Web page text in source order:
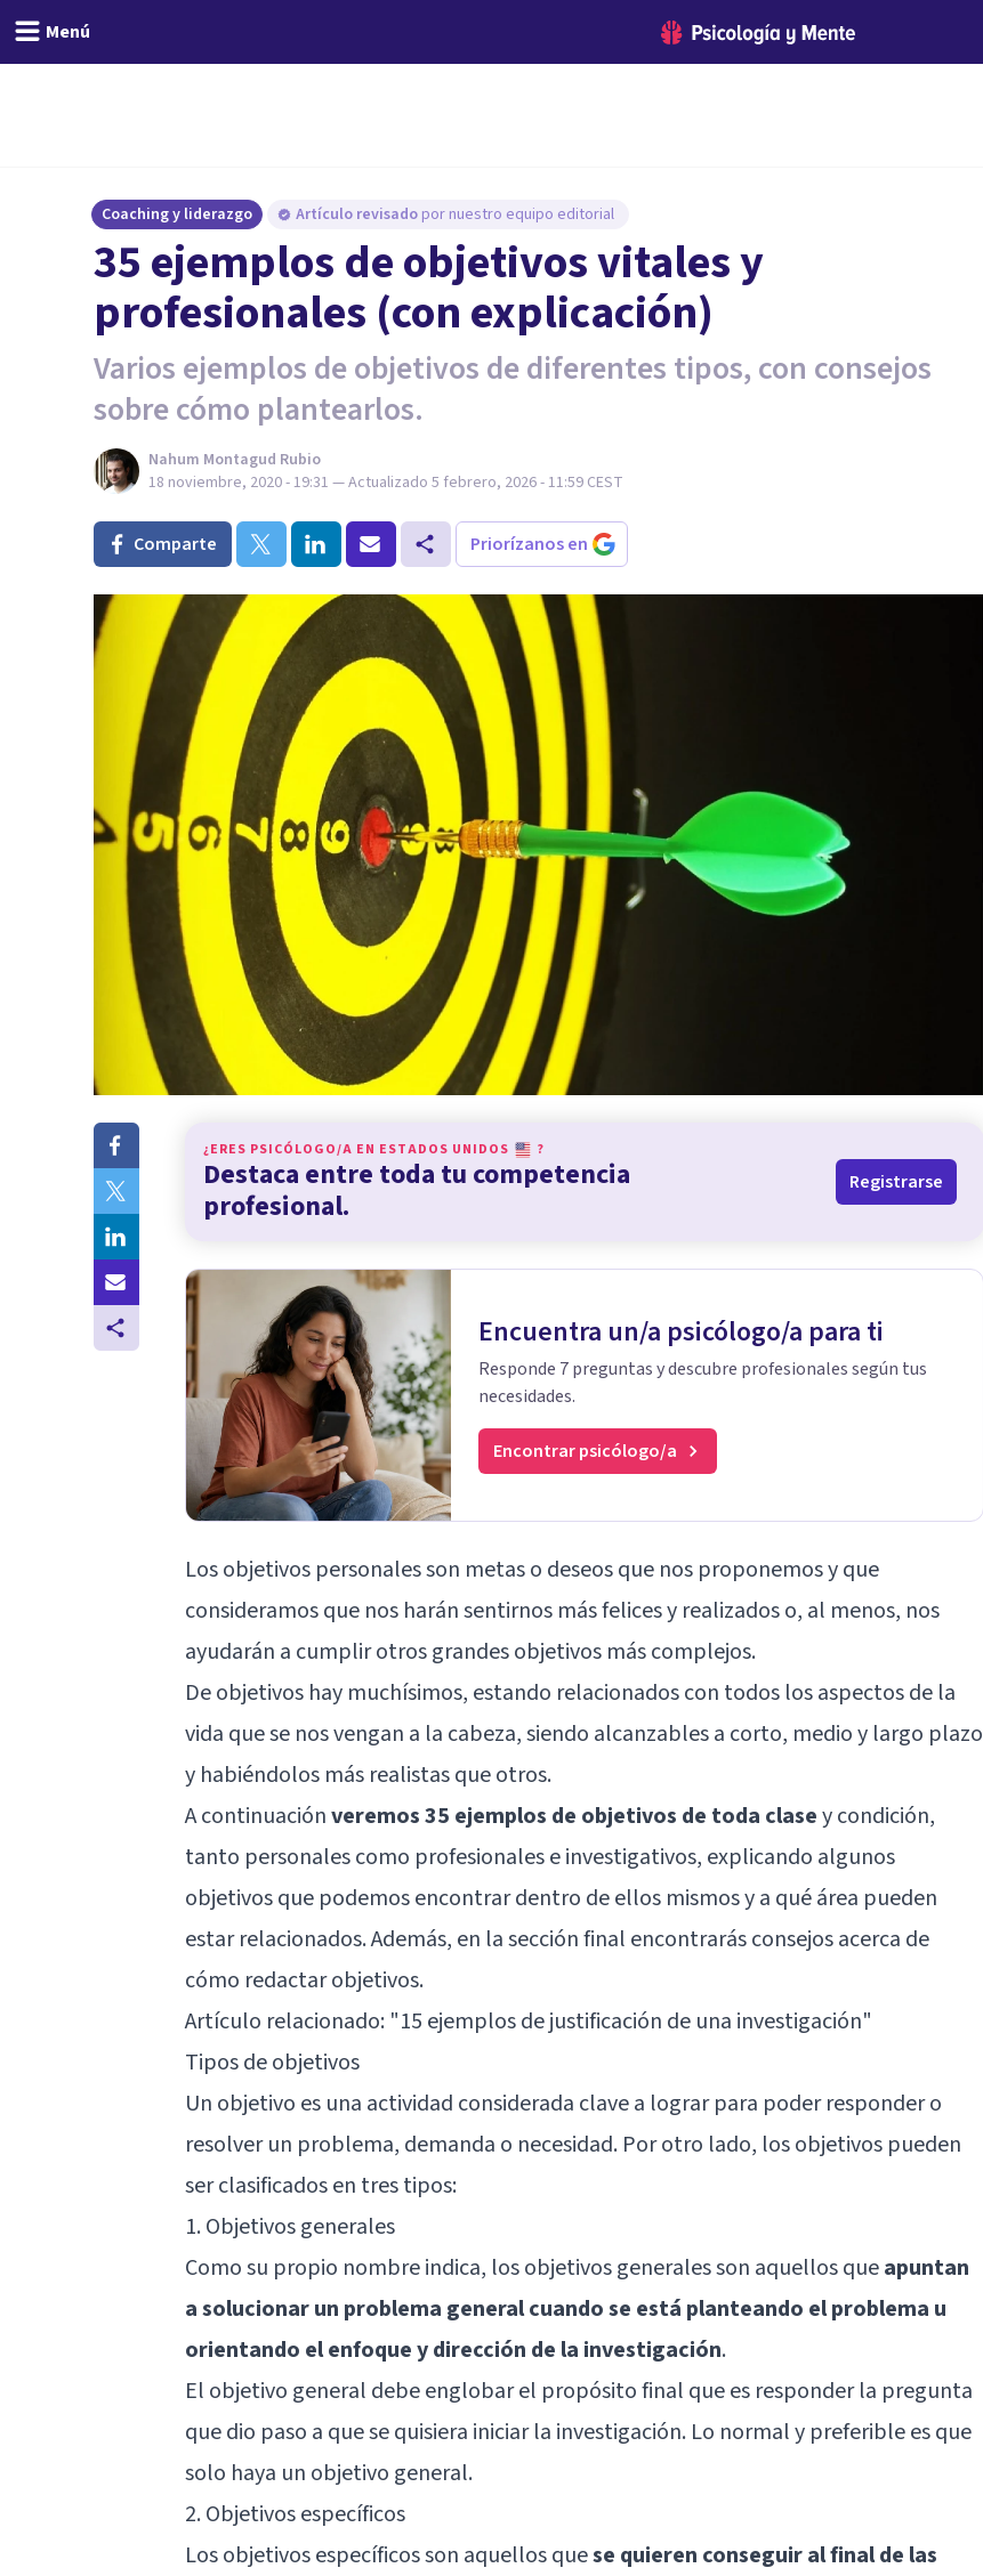
Menú
Coaching y liderazgo Artículo revisado por nuestro equipo editorial
35 ejemplos de objetivos vitales y
profesionales (con explicación)
Varios ejemplos de objetivos de diferentes tipos, con consejos
sobre cómo plantearlos.
Nahum Montagud Rubio
18 noviembre, 2020 - 19:31 — Actualizado 5 febrero, 2026 - 11:59 CEST
Comparte Priorízanos en
¿ERES PSICÓLOGO/A EN ESTADOS UNIDOS ?
Destaca entre toda tu competencia
profesional.
Registrarse
Encuentra un/a psicólogo/a para ti
Responde 7 preguntas y descubre profesionales según tus
necesidades.
Encontrar psicólogo/a
Los objetivos personales son metas o deseos que nos proponemos y que
consideramos que nos harán sentirnos más felices y realizados o, al menos, nos
ayudarán a cumplir otros grandes objetivos más complejos.
De objetivos hay muchísimos, estando relacionados con todos los aspectos de la
vida que se nos vengan a la cabeza, siendo alcanzables a corto, medio y largo plazo
y habiéndolos más realistas que otros.
A continuaciónveremos 35 ejemplos de objetivos de toda clasey condición,
tanto personales como profesionales e investigativos, explicando algunos
objetivos que podemos encontrar dentro de ellos mismos y a qué área pueden
estar relacionados. Además, en la sección final encontrarás consejos acerca de
cómo redactar objetivos.
Artículo relacionado: "15 ejemplos de justificación de una investigación"
Tipos de objetivos
Un objetivo es una actividad considerada clave a lograr para poder responder o
resolver un problema, demanda o necesidad. Por otro lado, los objetivos pueden
ser clasificados en tres tipos:
1. Objetivos generales
Como su propio nombre indica, los objetivos generales son aquellos queapuntan
a solucionar un problema general cuando se está planteando el problema u
orientando el enfoque y dirección de la investigación.
El objetivo general debe englobar el propósito final que es responder la pregunta
que dio paso a que se quisiera iniciar la investigación. Lo normal y preferible es que
solo haya un objetivo general.
2. Objetivos específicos
Los objetivos específicos son aquellos quese quieren conseguir al final de las